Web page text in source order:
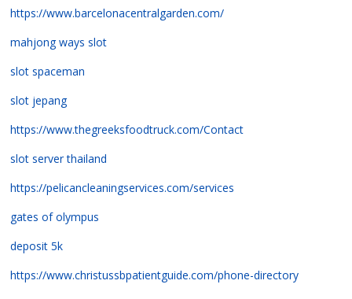
https://www.barcelonacentralgarden.com/
mahjong ways slot
slot spaceman
slot jepang
https://www.thegreeksfoodtruck.com/Contact
slot server thailand
https://pelicancleaningservices.com/services
gates of olympus
deposit 5k
https://www.christussbpatientguide.com/phone-directory